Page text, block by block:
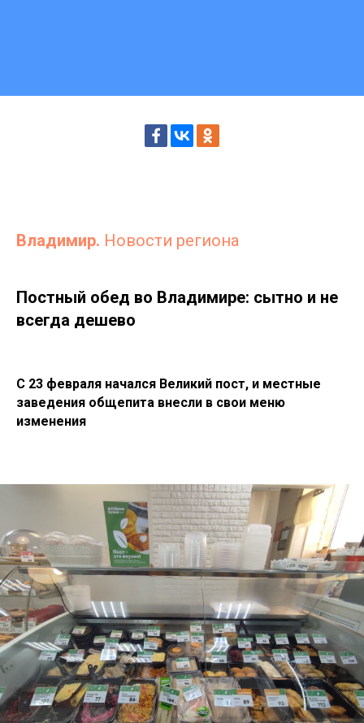
Владимир. Новости региона
Постный обед во Владимире: сытно и не
всегда дешево
С 23 февраля начался Великий пост, и местные
заведения общепита внесли в свои меню
изменения